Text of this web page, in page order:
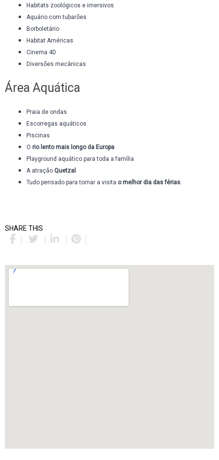
Habitats zoológicos e imersivos
Aquário com tubarões
Borboletário
Habitat Américas
Cinema 4D
Diversões mecânicas
Área Aquática
Praia de ondas
Escorregas aquáticos
Piscinas
O rio lento mais longo da Europa
Playground aquático para toda a família
A atração Quetzal
Tudo pensado para tornar a visita o melhor dia das férias.
SHARE THIS